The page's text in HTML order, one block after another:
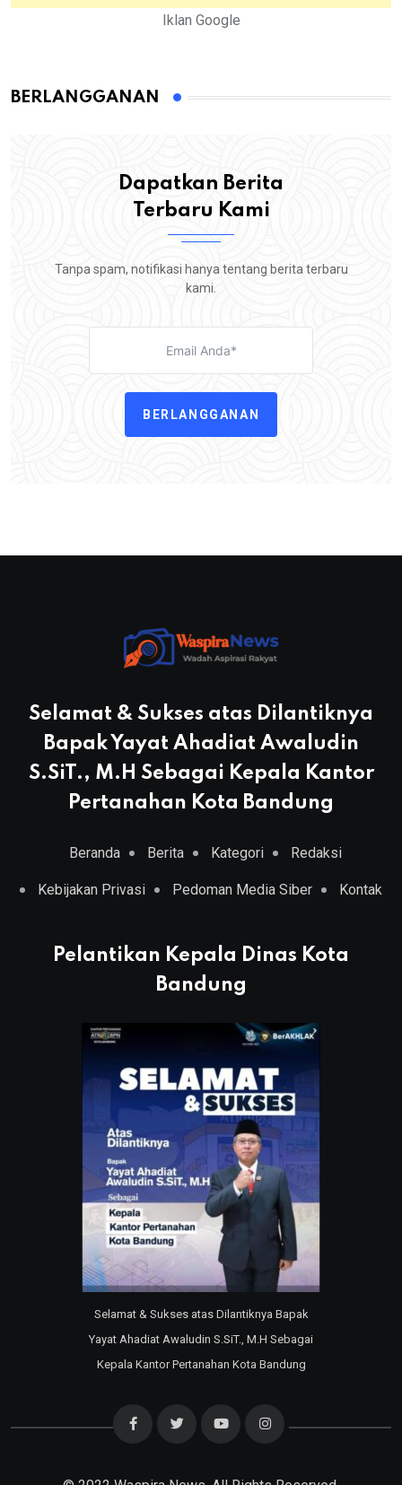
Iklan Google
BERLANGGANAN
Dapatkan Berita
Terbaru Kami
Tanpa spam, notifikasi hanya tentang berita terbaru
kami.
BERLANGGANAN
Selamat & Sukses atas Dilantiknya
Bapak Yayat Ahadiat Awaludin
S.SiT., M.H Sebagai Kepala Kantor
Pertanahan Kota Bandung
Beranda Berita Kategori Redaksi
Kebijakan Privasi Pedoman Media Siber Kontak
Pelantikan Kepala Dinas Kota
Bandung
Selamat & Sukses atas Dilantiknya Bapak
Yayat Ahadiat Awaludin S.SiT., M.H Sebagai
Kepala Kantor Pertanahan Kota Bandung